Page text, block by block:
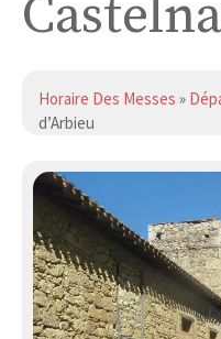
Horaire Des Messes »
d’Arbieu